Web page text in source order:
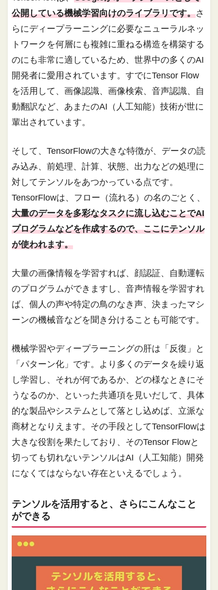
公開している機械学習向けのライブラリです。さ
らにディープラーニングに必要なニューラルネッ
トワークを何層にも複雑に重ねる構造を構築する
のにも非常に適しているため、世界中の多くのAI
開発者に愛用されています。すでにTensor Flow
を活用して、画像認識、画像検索、音声認識、自
動翻訳など、あまたのAI（人工知能）技術が世に
輩出されています。
そして、TensorFlowの大きな特徴が、データの読
み込み、前処理、計算、状態、出力などの処理に
対してテンソルをあつかっている点です。
TensorFlowは、フロー（流れる）の名のごとく、
大量のデータを多彩なタスクに流し込むことでAI
プログラムなどを作成するので、ここにテンソル
が使われます。
大量の画像情報を学習すれば、顔認証、自動運転
のプログラムができますし、音声情報を学習すれ
ば、個人の声や特定の鳥のなき声、決まったマシ
ーンの機械音などを聞き分けることも可能です。
機械学習やディープラーニングの肝は「反復」と
「パターン化」です。より多くのデータを繰り返
し学習し、それが何であるか、どの様なときにそ
うなるのか、といった共通項を見いだして、具体
的な製品やシステムとして落とし込めば、立派な
商材となりえます。その手段としてTensorFlowは
大きな役割を果たしており、そのTensor Flowと
切っても切れないテンソルはAI（人工知能）開発
になくてはならない存在といえるでしょう。
テンソルを活用すると、さらにこんなこと
ができる